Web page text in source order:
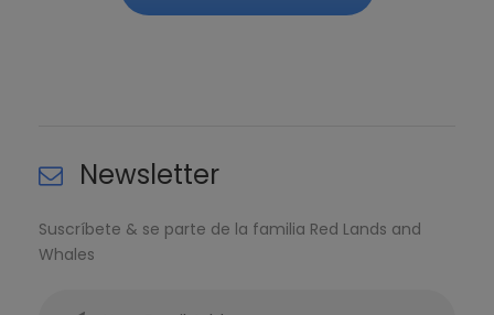
Newsletter
Suscríbete & se parte de la familia Red Lands and
Whales